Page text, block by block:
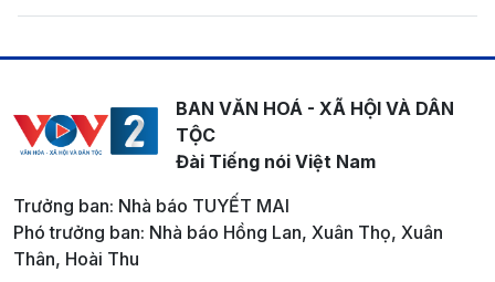
BAN VĂN HOÁ - XÃ HỘI VÀ DÂN
TỘC
Đài Tiếng nói Việt Nam
Trưởng ban: Nhà báo TUYẾT MAI
Phó trưởng ban: Nhà báo Hồng Lan, Xuân Thọ, Xuân
Thân, Hoài Thu